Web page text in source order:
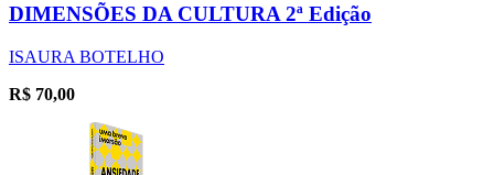
DIMENSÕES DA CULTURA 2ª Edição
ISAURA BOTELHO
R$ 70,00